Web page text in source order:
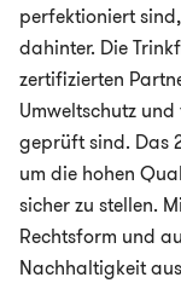
perfektioniert
dahinter. Die
zertifizierten
Umweltschutz
geprüft sind. Das
um die hohen
sicher zu stellen.
Rechtsform und
Nachhaltigkeit